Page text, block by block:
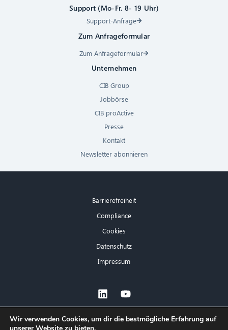
Support (Mo-Fr, 8- 19 Uhr)
Support-Anfrage
Zum Anfrageformular
Zum Anfrageformular
Unternehmen
CIB Group
Jobbörse
CIB proActive
Presse
Kontakt
Newsletter abonnieren
Barrierefreiheit
Compliance
Cookies
Datenschutz
Impressum
Wir verwenden Cookies, um dir die bestmögliche Erfahrung auf